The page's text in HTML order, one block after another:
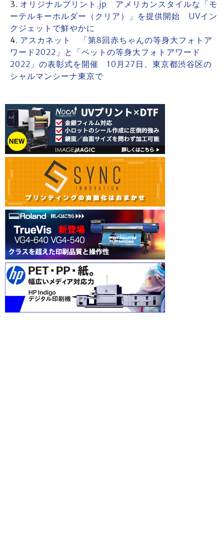
オリジナルプリント.jp アメリカンスタイルな「モ
ーテルキーホルダー（クリア）」を提供開始 UVイン
クジェットで鮮やかに
アスカネット 「第8回赤ちゃんの等身大フォトア
ワード2022」と「ペットの等身大フォトアワード
2022」の表彰式を開催 10月27日、東京都渋谷区の
シャルマンシーナ東京で